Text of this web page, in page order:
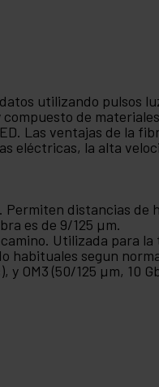
utilizando pulsos
de
Las ventajas de la
eléctricas, la alta
Permiten distancias de
es de 9/125 µm.
Utilizada para
habituales segun
y OM3 (50/125 µm, 10